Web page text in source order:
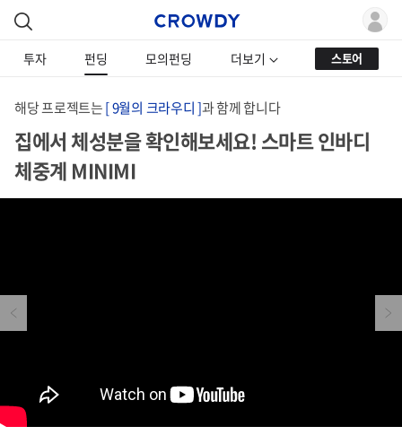
투자 펀딩 모의펀딩 더보기 스토어
해당 프로젝트는[ 9월의 크라우디 ]과 함께 합니다
집에서 체성분을 확인해보세요! 스마트 인바디
체중계 MINIMI
Previous Next